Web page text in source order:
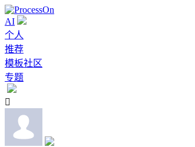
AI
个人
推荐
模板社区
专题
